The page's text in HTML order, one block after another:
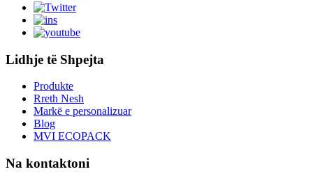
Lidhje të Shpejta
Produkte
Rreth Nesh
Markë e personalizuar
Blog
MVI ECOPACK
Na kontaktoni